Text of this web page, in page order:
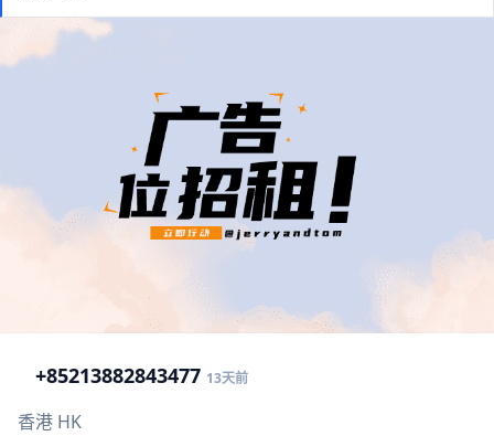
+85213882843477 13天前
香港 HK